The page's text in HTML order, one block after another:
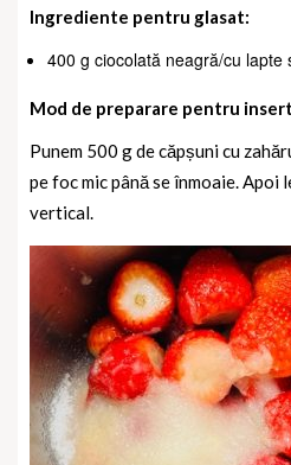
Ingrediente pentru glasat:
400 g ciocolată neagră/cu lapte
Mod de preparare pentru
Punem 500 g de căpșuni cu
pe foc mic până se înmoaie. Apoi
vertical.